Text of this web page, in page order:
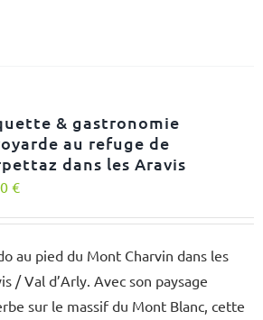
& gastronomie
au refuge de
dans les Aravis
€
au pied du Mont Charvin dans les
/ Val d’Arly. Avec son paysage
sur le massif du Mont Blanc, cette